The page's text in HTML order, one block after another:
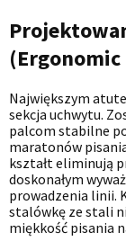
(Ergonomic
Największym
sekcja uchwytu.
palcom stabilne
maratonów
kształt eliminują
doskonałym
prowadzenia linii.
stalówkę ze stali
miękkość pisania